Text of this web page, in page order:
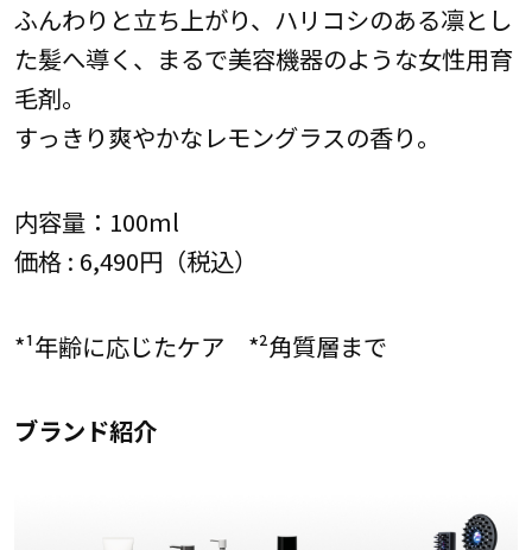
ふんわりと立ち上がり、ハリコシのある凛とし
た髪へ導く、まるで美容機器のような女性用育
毛剤。
すっきり爽やかなレモングラスの香り。
内容量：100ml
価格 : 6,490円（税込）
*¹年齢に応じたケア *²角質層まで
ブランド紹介